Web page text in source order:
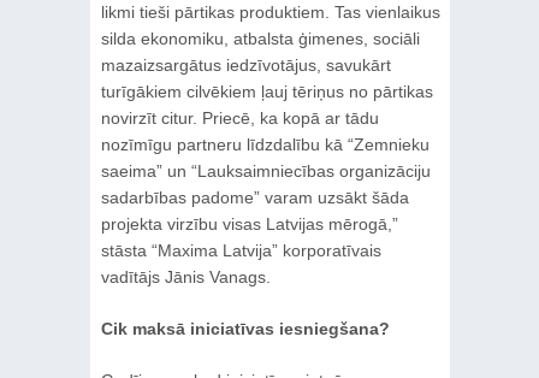
likmi tieši pārtikas produktiem. Tas vienlaikus
silda ekonomiku, atbalsta ģimenes, sociāli
mazaizsargātus iedzīvotājus, savukārt
turīgākiem cilvēkiem ļauj tēriņus no pārtikas
novirzīt citur. Priecē, ka kopā ar tādu
nozīmīgu partneru līdzdalību kā “Zemnieku
saeima” un “Lauksaimniecības organizāciju
sadarbības padome” varam uzsākt šāda
projekta virzību visas Latvijas mērogā,”
stāsta “Maxima Latvija” korporatīvais
vadītājs Jānis Vanags.
Cik maksā iniciatīvas iesniegšana?